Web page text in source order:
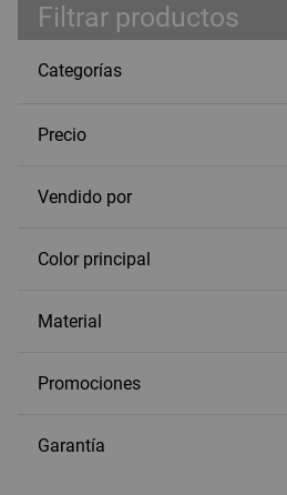
Filtrar productos
Categorías
Precio
Color principal
Vendido por
Promociones
Garantía
Material